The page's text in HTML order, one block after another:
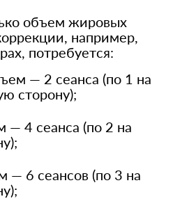
объем жировых
например,
потребуется:
— 2 сеанса (по 1 на
сторону);
— 4 сеанса (по 2 на
— 6 сеансов (по 3 на